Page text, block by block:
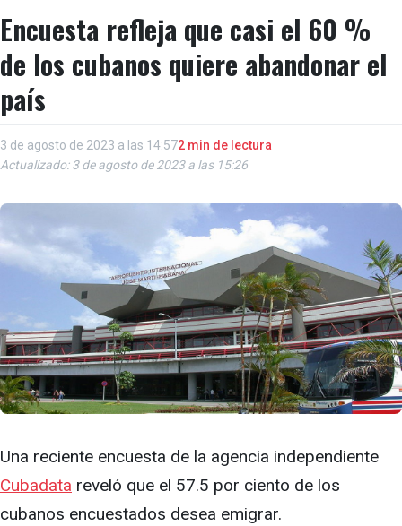
Encuesta refleja que casi el 60 %
de los cubanos quiere abandonar el
país
3 de agosto de 2023 a las 14:572 min de lectura
Actualizado: 3 de agosto de 2023 a las 15:26
Una reciente encuesta de la agencia independiente
Cubadata reveló que el 57.5 por ciento de los
cubanos encuestados desea emigrar.